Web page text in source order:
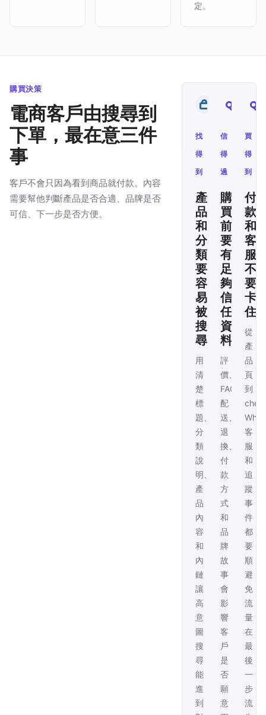
定。
購買決策
電商客戶由搜尋到
下單，最在意三件
事
客戶不會只因為看到商品就付款。內容
需要幫他判斷產品是否合適、品牌是否
可信、下一步是否方便。
找
得
到
產
品
和
分
類
要
容
易
被
搜
尋
用
清
楚
標
題、
分
類
說
明、
產
品
內
容
和
內
鏈，
讓
高
意
圖
搜
尋
能
進
到
信
得
過
購
買
前
要
有
足
夠
信
任
資
料
評
價、
FAQ、
配
送、
退
換、
付
款
方
式
和
品
牌
故
事，
會
影
響
客
戶
是
否
願
意
買
得
到
付
款
和
客
服
不
要
卡
住
從
產
品
頁
到
客
服
和
追
蹤
事
件
都
要
順，
避
免
流
量
在
最
後
一
步
流